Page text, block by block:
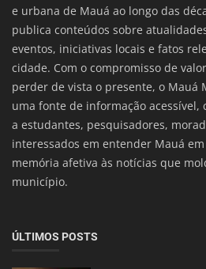
e urbana de Mauá ao longo das
publica conteúdos sobre
eventos, iniciativas locais e fatos
cidade. Com o compromisso de
perder de vista o presente, o Mauá
uma fonte de informação acessível,
a estudantes, pesquisadores,
interessados em entender Mauá
memória afetiva às notícias que
município.
ÚLTIMOS POSTS